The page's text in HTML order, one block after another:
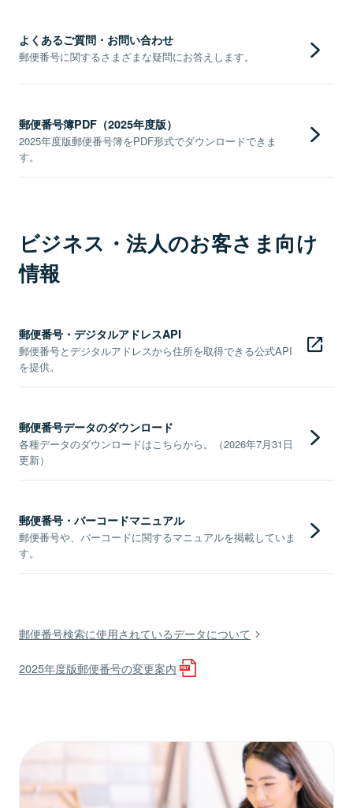
よくあるご質問・お問い合わせ
郵便番号に関するさまざまな疑問にお答えします。
郵便番号簿PDF（2025年度版）
2025年度版郵便番号簿をPDF形式でダウンロードできま
す。
ビジネス・法人のお客さま向け
情報
郵便番号・デジタルアドレスAPI
郵便番号とデジタルアドレスから住所を取得できる公式API
を提供。
郵便番号データのダウンロード
各種データのダウンロードはこちらから。（2026年7月31日
更新）
郵便番号・バーコードマニュアル
郵便番号や、バーコードに関するマニュアルを掲載していま
す。
郵便番号検索に使用されているデータについて
2025年度版郵便番号の変更案内